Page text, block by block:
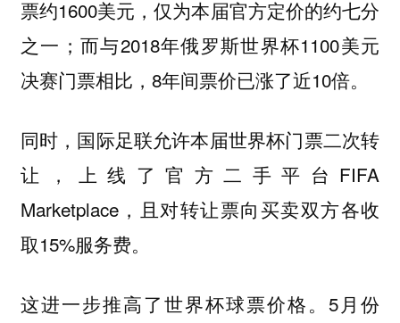
票约1600美元，仅为本届官方定价的约七分
之一；而与2018年俄罗斯世界杯1100美元
决赛门票相比，8年间票价已涨了近10倍。
同时，国际足联允许本届世界杯门票二次转
让，上线了官方二手平台FIFA
Marketplace，且对转让票向买卖双方各收
取15%服务费。
这进一步推高了世界杯球票价格。5月份